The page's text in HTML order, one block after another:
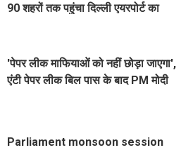
90 शहरों तक पहुंचा दिल्ली एयरपोर्ट का
'पेपर लीक माफियाओं को नहीं छोड़ा जाएगा',
एंटी पेपर लीक बिल पास के बाद PM मोदी
Parliament monsoon session